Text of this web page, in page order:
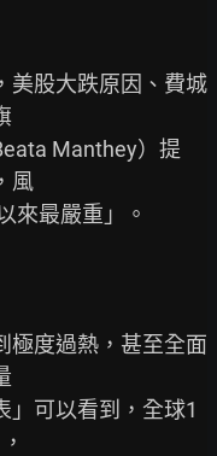
美股大跌原因、費城
Manthey）提
風
來最嚴重」。
極度過熱，甚至全面
」可以看到，全球1